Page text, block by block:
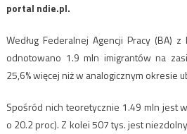
portal ndie.pl.
Według Federalnej Agencji Pracy (BA)
odnotowano 1.9 mln imigrantów na
25,6% więcej niż w analogicznym okresie
Spośród nich teoretycznie 1.49 mln jest
o 20.2 proc). Z kolei 507 tys. jest